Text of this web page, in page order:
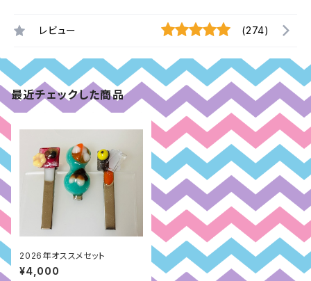
レビュー (274)
最近チェックした商品
2026年オススメセット
¥4,000